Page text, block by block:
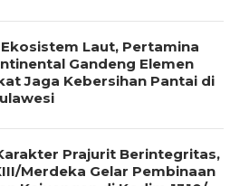
Laut, Pertamina
Gandeng Elemen
Jaga Kebersihan Pantai di
Prajurit Berintegritas,
Merdeka Gelar Pembinaan